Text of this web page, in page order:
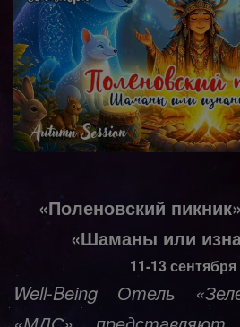
«Поленовский
«Шаманы или
11-13 сентября
Well-Being Отель